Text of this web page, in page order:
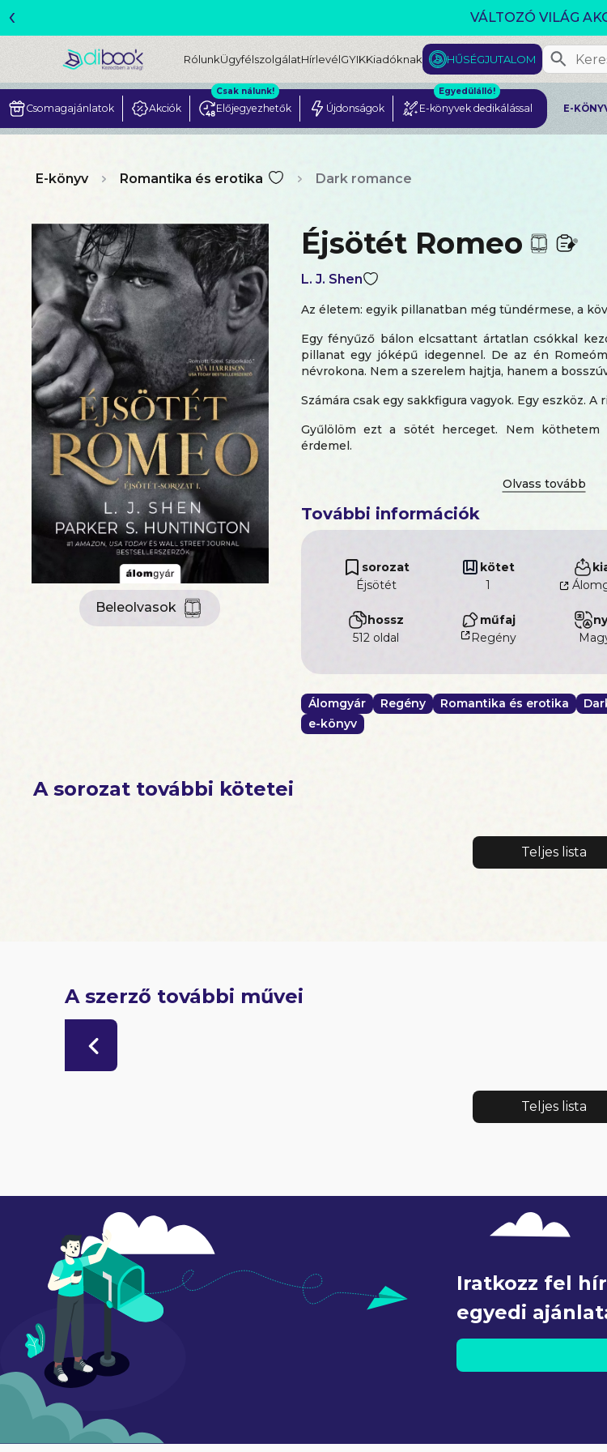
VÁLTOZÓ VILÁG
‹
RólunkÜgyfélszolgálatHírlevélGYIKKiadóknak HŰSÉGJUTALOM
Csomagajánlatok Akciók Előjegyezhetők
Csak nálunk!
Újdonságok E-könyvek dedikálással
Egyedülálló!
E-
E-könyv Romantika és erotika Dark romance
Beleolvasok
Éjsötét Romeo
L. J. Shen
Az életem: egyik pillanatban még tündérmese, a
Egy fényűző bálon elcsattant ártatlan csókkal
pillanat egy jóképű idegennel. De az én
névrokona. Nem a szerelem hajtja, hanem a
Számára csak egy sakkfigura vagyok. Egy eszköz. A
Gyűlölöm ezt a sötét herceget. Nem köthetem
érdemel.
olyan könnyen magam. A jövőmet én alakítom.
Ebben a történetben Júlia nem hal meg. Na de
A Wall Street Journal bestsellerszerzői,
elrendezett házasság történetét mesélik el, amely
örökösnő között köttetik. Vajon vár rájuk a
„Eszméletlen mestermű.” – Eternal Embers Book
További információk
sorozat
Éjsötét
kötet
1
hossz
512 oldal
műfaj
Regény
Álomgyár Regény Romantika és erotika
e-könyv
A sorozat további kötetei
Teljes lista
A szerző további művei
Teljes lista
Iratkozz fel
egyedi